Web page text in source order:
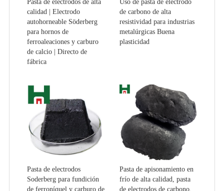
Pasta de electrodos de alta
calidad | Electrodo
autohorneable Söderberg
para hornos de
ferroaleaciones y carburo
de calcio | Directo de
fábrica
Uso de pasta de electrodo
de carbono de alta
resistividad para industrias
metalúrgicas Buena
plasticidad
Pasta de electrodos
Soderberg para fundición
de ferroníquel y carburo de
Pasta de apisonamiento en
frío de alta calidad, pasta
de electrodos de carbono,